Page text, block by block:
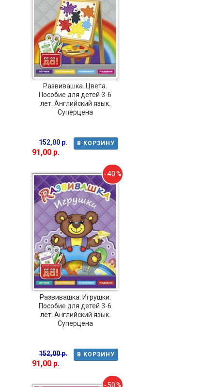
Развивашка. Цвета.
Пособие для детей 3-6
лет. Английский язык.
Суперцена
В КОРЗИНУ
152,00 р.
91,00 р.
-40%
Развивашка. Игрушки.
Пособие для детей 3-6
лет. Английский язык.
Суперцена
В КОРЗИНУ
152,00 р.
91,00 р.
-50%